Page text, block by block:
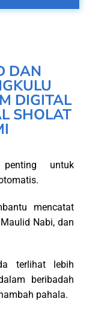
DAN
DIGITAL
SHOLAT
untuk
mencatat
Nabi, dan
terlihat lebih
beribadah
pahala.